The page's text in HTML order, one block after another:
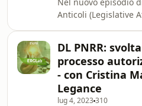
partire. Nell’ultimo
ERGLab, Mauro
accompagna den
Anticoli (Legislative
sta succedendo
soprattutto: cosa si
subito per non
transizione
DL PNRR:
processo
- con Cristina
Legance
lug 4, 2023310